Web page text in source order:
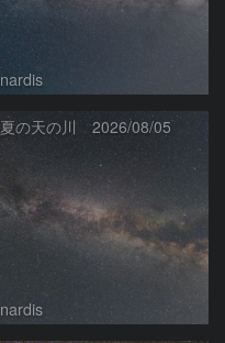
nardis
夏の天の川 2026/08/05
nardis